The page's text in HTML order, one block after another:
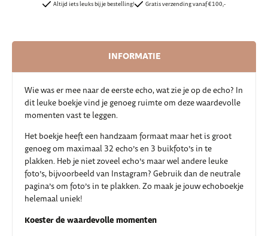
Altijd iets leuks bij je bestelling! Gratis verzending vanaf €100,-
INFORMATIE
Wie was er mee naar de eerste echo, wat zie je op de echo? In
dit leuke boekje vind je genoeg ruimte om deze waardevolle
momenten vast te leggen.
Het boekje heeft een handzaam formaat maar het is groot
genoeg om maximaal 32 echo’s en 3 buikfoto’s in te
plakken. Heb je niet zoveel echo’s maar wel andere leuke
foto’s, bijvoorbeeld van Instagram? Gebruik dan de neutrale
pagina’s om foto’s in te plakken. Zo maak je jouw echoboekje
helemaal uniek!
Koester de waardevolle momenten